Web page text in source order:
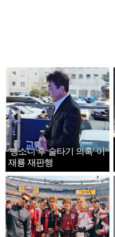
‘뺑소니 후 술타기 의혹’ 이
재룡 재판행